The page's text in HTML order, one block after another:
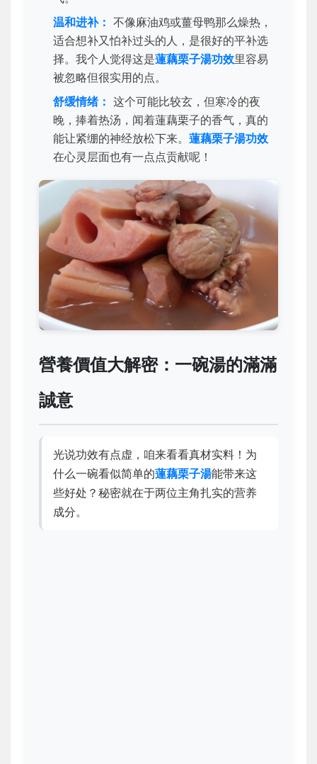
温和进补： 不像麻油鸡或薑母鸭那么燥热，
适合想补又怕补过头的人，是很好的平补选
择。我个人觉得这是蓮藕栗子湯功效里容易
被忽略但很实用的点。
舒缓情绪： 这个可能比较玄，但寒冷的夜
晚，捧着热汤，闻着蓮藕栗子的香气，真的
能让紧绷的神经放松下来。 蓮藕栗子湯功效
在心灵层面也有一点点贡献呢！
營養價值大解密：一碗湯的滿滿
誠意
光说功效有点虚，咱来看看真材实料！为
什么一碗看似简单的蓮藕栗子湯能带来这
些好处？秘密就在于两位主角扎实的营养
成分。